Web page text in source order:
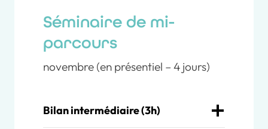
Séminaire de mi-
parcours
novembre (en présentiel – 4 jours)
Bilan intermédiaire (3h)